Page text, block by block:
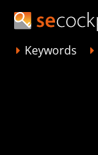
Keywords